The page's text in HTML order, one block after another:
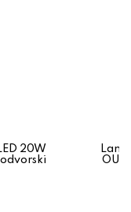
20W